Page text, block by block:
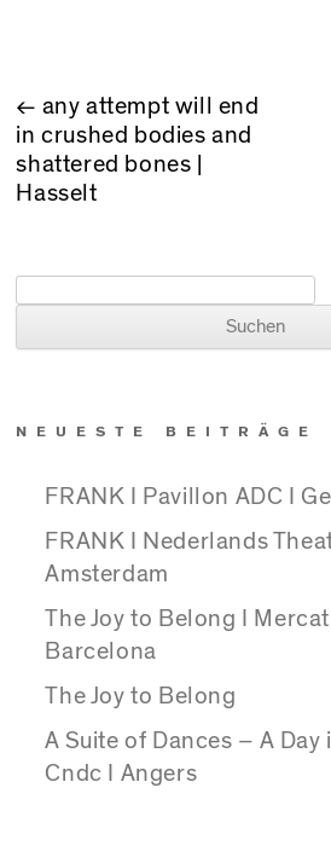
← any attempt will end
in crushed bodies and
shattered bones |
Hasselt
NEUESTE BEITRÄGE
FRANK I Pavillon ADC I
FRANK I Nederlands
Amsterdam
The Joy to Belong I Mercat
Barcelona
The Joy to Belong
A Suite of Dances – A Day
Cndc I Angers